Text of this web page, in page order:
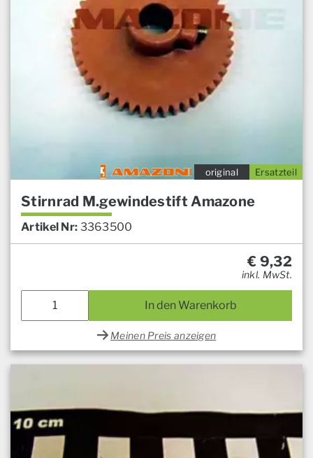
Ersatzteil
original
Stirnrad M.gewindestift Amazone
Artikel Nr: 3363500
€ 9,32
inkl. MwSt.
In den Warenkorb
Meinen Preis anzeigen